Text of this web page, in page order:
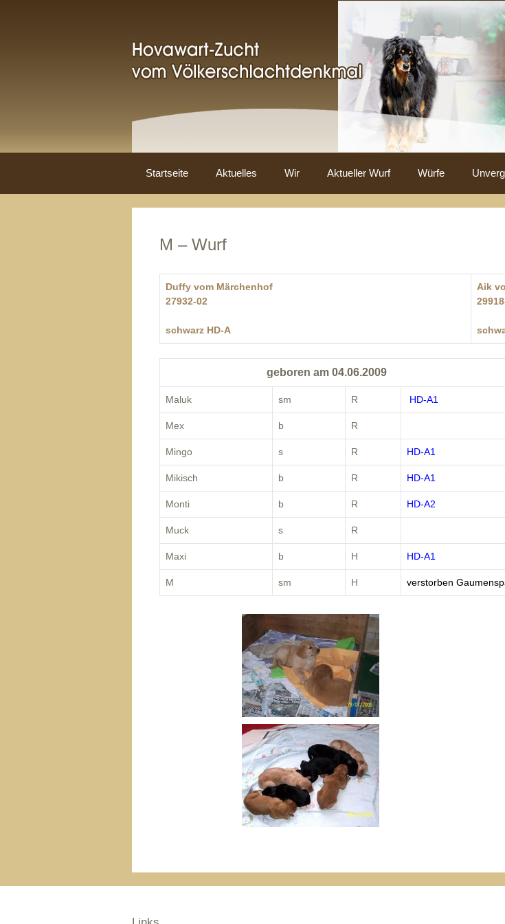
Startseite Aktuelles Wir Aktueller Wurf Würfe
M – Wurf
Duffy vom Märchenhof
27932-02
schwarz HD-A
Aik
geboren am 04.06.2009
Maluk sm R HD-A1
Mex b R
Mingo s R HD-A1
Mikisch b R HD-A1
Monti b R HD-A2
Muck s R
Maxi b H HD-A1
M sm H verstorben